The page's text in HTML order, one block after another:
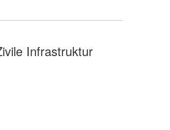
Infrastruktur